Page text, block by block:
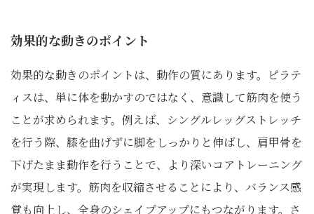
効果的な動きのポイント
効果的な動きのポイントは、動作の質にあります。ピラテ
ィスは、単に体を動かすのではなく、意識して筋肉を使う
ことが求められます。例えば、シングルレッグストレッチ
を行う際、膝を曲げずに脚をしっかりと伸ばし、肩甲骨を
下げたまま動作を行うことで、より深いコアトレーニング
が実現します。筋肉を収縮させることにより、バランス感
覚も向上し、全身のシェイプアップにもつながります。さ